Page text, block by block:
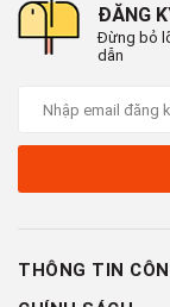
ĐĂNG
Đừng bỏ
dẫn
THÔNG TIN